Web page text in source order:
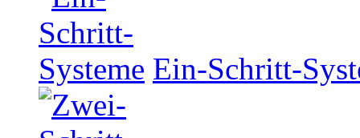
Ein-Schritt-